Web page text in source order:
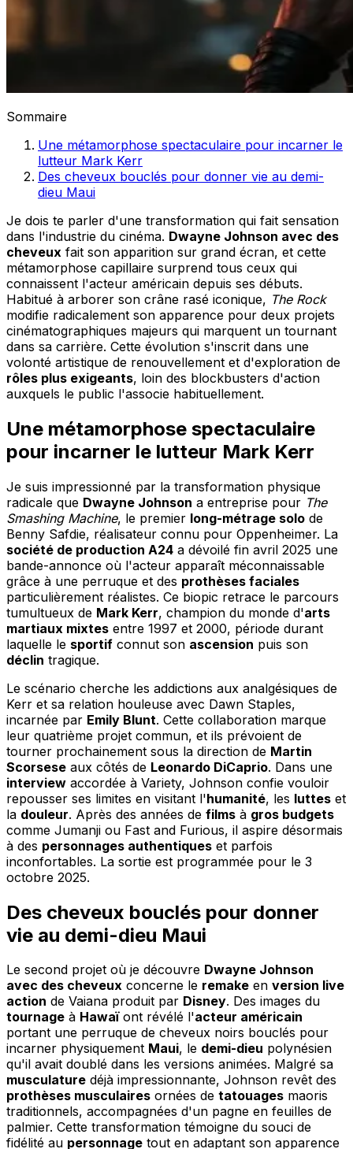
Sommaire
Une métamorphose spectaculaire pour incarner le
lutteur Mark Kerr
Des cheveux bouclés pour donner vie au demi-
dieu Maui
Je dois te parler d'une transformation qui fait sensation
dans l'industrie du cinéma. Dwayne Johnson avec des
cheveux fait son apparition sur grand écran, et cette
métamorphose capillaire surprend tous ceux qui
connaissent l'acteur américain depuis ses débuts.
Habitué à arborer son crâne rasé iconique, The Rock
modifie radicalement son apparence pour deux projets
cinématographiques majeurs qui marquent un tournant
dans sa carrière. Cette évolution s'inscrit dans une
volonté artistique de renouvellement et d'exploration de
rôles plus exigeants, loin des blockbusters d'action
auxquels le public l'associe habituellement.
Une métamorphose spectaculaire
pour incarner le lutteur Mark Kerr
Je suis impressionné par la transformation physique
radicale que Dwayne Johnson a entreprise pour The
Smashing Machine, le premier long-métrage solo de
Benny Safdie, réalisateur connu pour Oppenheimer. La
société de production A24 a dévoilé fin avril 2025 une
bande-annonce où l'acteur apparaît méconnaissable
grâce à une perruque et des prothèses faciales
particulièrement réalistes. Ce biopic retrace le parcours
tumultueux de Mark Kerr, champion du monde d'arts
martiaux mixtes entre 1997 et 2000, période durant
laquelle le sportif connut son ascension puis son
déclin tragique.
Le scénario cherche les addictions aux analgésiques de
Kerr et sa relation houleuse avec Dawn Staples,
incarnée par Emily Blunt. Cette collaboration marque
leur quatrième projet commun, et ils prévoient de
tourner prochainement sous la direction de Martin
Scorsese aux côtés de Leonardo DiCaprio. Dans une
interview accordée à Variety, Johnson confie vouloir
repousser ses limites en visitant l'humanité, les luttes et
la douleur. Après des années de films à gros budgets
comme Jumanji ou Fast and Furious, il aspire désormais
à des personnages authentiques et parfois
inconfortables. La sortie est programmée pour le 3
octobre 2025.
Des cheveux bouclés pour donner
vie au demi-dieu Maui
Le second projet où je découvre Dwayne Johnson
avec des cheveux concerne le remake en version live
action de Vaiana produit par Disney. Des images du
tournage à Hawaïont révélé l'acteur américain
portant une perruque de cheveux noirs bouclés pour
incarner physiquement Maui, le demi-dieu polynésien
qu'il avait doublé dans les versions animées. Malgré sa
musculature déjà impressionnante, Johnson revêt des
prothèses musculaires ornées de tatouages maoris
traditionnels, accompagnées d'un pagne en feuilles de
palmier. Cette transformation témoigne du souci de
fidélité au personnage tout en adaptant son apparence